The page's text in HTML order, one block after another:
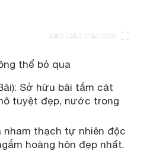
Xem toàn màn hình
thể bỏ qua
Sở hữu bãi tắm cát
tuyệt đẹp, nước trong
nham thạch tự nhiên độc
hoàng hôn đẹp nhất.